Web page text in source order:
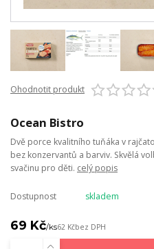
Ohodnotit produkt
Ocean Bistro
Dvě porce kvalitního tuňáka v
bez konzervantů a barviv. Skvělá
svačinu pro děti. celý popis
Dostupnost skladem
69 Kč/ks62 Kčbez DPH